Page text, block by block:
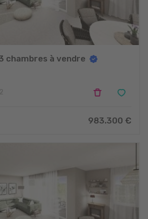
chambres à vendre
983.300 €